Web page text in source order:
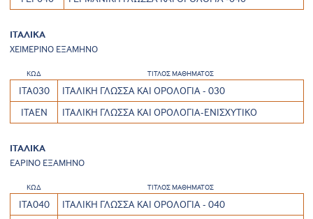
ΙΤΑΛΙΚΑ
ΧΕΙΜΕΡΙΝΟ ΕΞΑΜΗΝΟ
ΚΩΔ ΤΙΤΛΟΣ ΜΑΘΗΜΑΤΟΣ
ΙΤΑ030
ΙΤΑΛΙΚΗ ΓΛΩΣΣΑ ΚΑΙ ΟΡΟΛΟΓΙΑ - 030
ΙΤΑΕΝ
ΙΤΑΛΙΚΗ ΓΛΩΣΣΑ ΚΑΙ ΟΡΟΛΟΓΙΑ-ΕΝΙΣΧΥΤΙΚΟ
ΙΤΑΛΙΚΑ
ΕΑΡΙΝΟ ΕΞΑΜΗΝΟ
ΚΩΔ ΤΙΤΛΟΣ ΜΑΘΗΜΑΤΟΣ
ΙΤΑ040
ΙΤΑΛΙΚΗ ΓΛΩΣΣΑ ΚΑΙ ΟΡΟΛΟΓΙΑ - 040